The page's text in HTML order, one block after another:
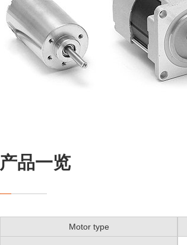
产品一览
Motor type